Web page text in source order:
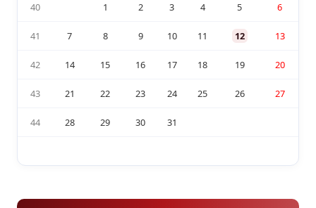
40 1 2 3 4 5 6
41 7 8 9 10 11 12 13
42 14 15 16 17 18 19 20
43 21 22 23 24 25 26 27
44 28 29 30 31